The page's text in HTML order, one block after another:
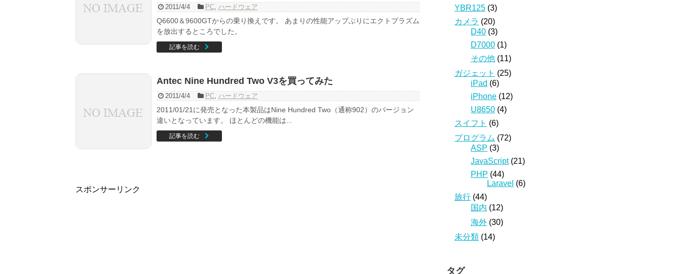
2011/4/4 PC, ハードウェア
Q6600＆9600GTからの乗り換えです。 あまりの性能アップぶりにエクトプラズム
を放出するところでした。
記事を読む
Antec Nine Hundred Two V3を買ってみた
2011/4/4 PC, ハードウェア
2011/01/21に発売となった本製品はNine Hundred Two（通称902）のバージョン
違いとなっています。 ほとんどの機能は...
記事を読む
スポンサーリンク
YBR125 (3)
カメラ (20)
D40 (3)
D7000 (1)
その他 (11)
ガジェット (25)
iPad (6)
iPhone (12)
U8650 (4)
スイフト (6)
プログラム (72)
ASP (3)
JavaScript(21)
PHP (44)
Laravel (6)
旅行 (44)
国内 (12)
海外 (30)
未分類 (14)
タグ